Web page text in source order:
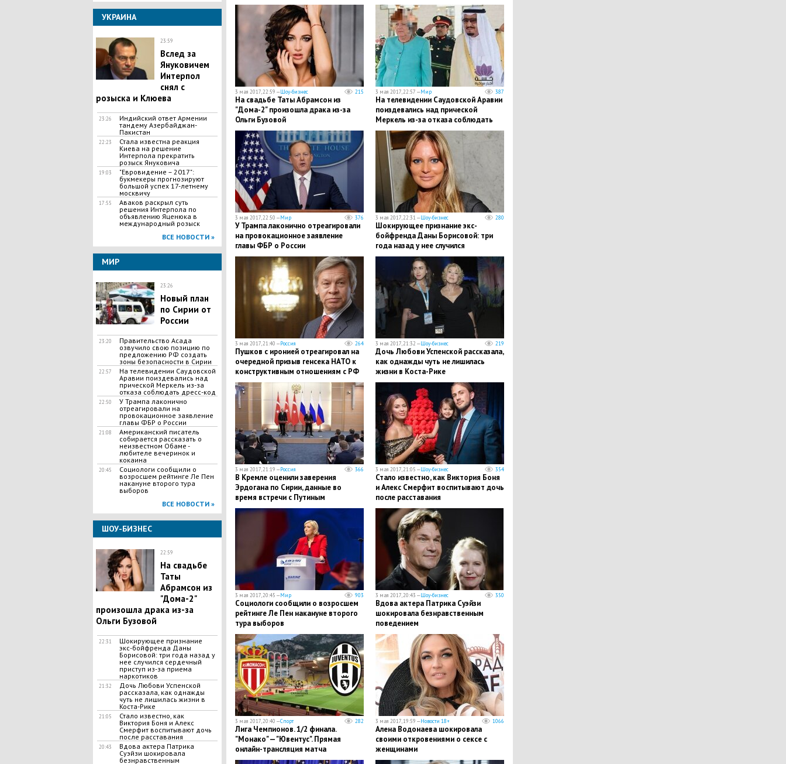
УКРАИНА
23:59
Вслед за
Януковичем
Интерпол
снял с
розыска и Клюева
23:26
Индийский ответ Армении
тандему Азербайджан-
Пакистан
22:23
Стала известна реакция
Киева на решение
Интерпола прекратить
розыск Януковича
19:03
"Евровидение – 2017":
букмекеры прогнозируют
большой успех 17-летнему
москвичу
17:55
Аваков раскрыл суть
решения Интерпола по
объявлению Яценюка в
международный розыск
ВСЕ НОВОСТИ »
МИР
23:26
Новый план
по Сирии от
России
23:20
Правительство Асада
озвучило свою позицию по
предложению РФ создать
зоны безопасности в Сирии
22:57
На телевидении Саудовской
Аравии поиздевались над
прической Меркель из-за
отказа соблюдать дресс-код
22:50
У Трампа лаконично
отреагировали на
провокационное заявление
главы ФБР о России
21:08
Американский писатель
собирается рассказать о
неизвестном Обаме -
любителе вечеринок и
кокаина
20:45
Социологи сообщили о
возросшем рейтинге Ле Пен
накануне второго тура
выборов
ВСЕ НОВОСТИ »
ШОУ-БИЗНЕС
22:59
На свадьбе
Таты
Абрамсон из
"Дома-2"
произошла драка из-за
Ольги Бузовой
22:31
Шокирующее признание
экс-бойфренда Даны
Борисовой: три года назад у
нее случился сердечный
приступ из-за приема
наркотиков
21:32
Дочь Любови Успенской
рассказала, как однажды
чуть не лишилась жизни в
Коста-Рике
21:05
Стало известно, как
Виктория Боня и Алекс
Смерфит воспитывают дочь
после расставания
20:43
Вдова актера Патрика
Суэйзи шокировала
безнравственным
3 мая 2017, 22:59 —Шоу-бизнес 215
На свадьбе Таты Абрамсон из
"Дома-2" произошла драка из-за
Ольги Бузовой
3 мая 2017, 22:57 —Мир 387
На телевидении Саудовской Аравии
поиздевались над прической
Меркель из-за отказа соблюдать
дресс-код
3 мая 2017, 22:50 —Мир 376
У Трампа лаконично отреагировали
на провокационное заявление
главы ФБР о России
3 мая 2017, 22:31 —Шоу-бизнес 280
Шокирующее признание экс-
бойфренда Даны Борисовой: три
года назад у нее случился
сердечный приступ из-за приема
наркотиков
3 мая 2017, 21:40 —Россия 264
Пушков с иронией отреагировал на
очередной призыв генсека НАТО к
конструктивным отношениям с РФ
3 мая 2017, 21:32 —Шоу-бизнес 219
Дочь Любови Успенской рассказала,
как однажды чуть не лишилась
жизни в Коста-Рике
3 мая 2017, 21:19 —Россия 366
В Кремле оценили заверения
Эрдогана по Сирии, данные во
время встречи с Путиным
3 мая 2017, 21:05 —Шоу-бизнес 354
Стало известно, как Виктория Боня
и Алекс Смерфит воспитывают дочь
после расставания
3 мая 2017, 20:45 —Мир 903
Социологи сообщили о возросшем
рейтинге Ле Пен накануне второго
тура выборов
3 мая 2017, 20:43 —Шоу-бизнес 350
Вдова актера Патрика Суэйзи
шокировала безнравственным
поведением
3 мая 2017, 20:40 —Спорт 282
Лига Чемпионов. 1/2 финала.
"Монако" — "Ювентус". Прямая
онлайн-трансляция матча
3 мая 2017, 19:59 —Новости 18+ 1066
Алена Водонаева шокировала
своими откровениями о сексе с
женщинами